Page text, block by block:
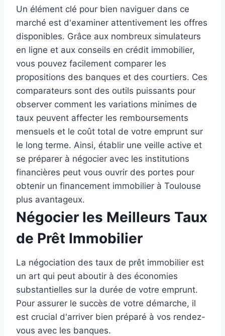
Un élément clé pour bien naviguer dans ce
marché est d'examiner attentivement les offres
disponibles. Grâce aux nombreux simulateurs
en ligne et aux conseils en crédit immobilier,
vous pouvez facilement comparer les
propositions des banques et des courtiers. Ces
comparateurs sont des outils puissants pour
observer comment les variations minimes de
taux peuvent affecter les remboursements
mensuels et le coût total de votre emprunt sur
le long terme. Ainsi, établir une veille active et
se préparer à négocier avec les institutions
financières peut vous ouvrir des portes pour
obtenir un financement immobilier à Toulouse
plus avantageux.
Négocier les Meilleurs Taux
de Prêt Immobilier
La négociation des taux de prêt immobilier est
un art qui peut aboutir à des économies
substantielles sur la durée de votre emprunt.
Pour assurer le succès de votre démarche, il
est crucial d'arriver bien préparé à vos rendez-
vous avec les banques.